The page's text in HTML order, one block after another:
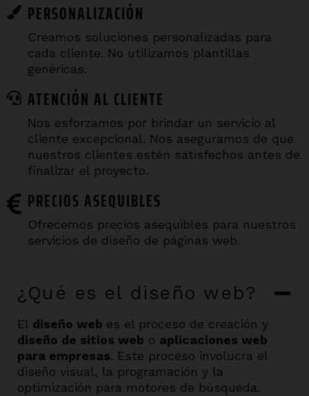
PERSONALIZACIÓN
Creamos soluciones personalizadas para
cada cliente. No utilizamos plantillas
genéricas.
ATENCIÓN AL CLIENTE
Nos esforzamos por brindar un servicio al
cliente excepcional. Nos aseguramos de que
nuestros clientes estén satisfechos antes de
finalizar el proyecto.
PRECIOS ASEQUIBLES
Ofrecemos precios asequibles para nuestros
servicios de diseño de páginas web.
¿Qué es el diseño web?
El diseño web es el proceso de creación y
diseño de sitios web o aplicaciones web
para empresas. Este proceso involucra el
diseño visual, la programación y la
optimización para motores de búsqueda.